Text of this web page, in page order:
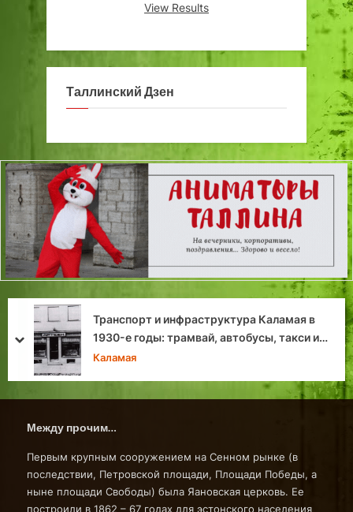
View Results
Таллинский Дзен
Топ-десятка таллиннских мостов
prev
next
Между прочим…
Первым крупным сооружением на Сенном рынке (в
последствии, Петровской площади, Площади Победы, а
ныне площади Свободы) была Яановская церковь. Ее
построили в 1862 – 67 годах для эстонского населения